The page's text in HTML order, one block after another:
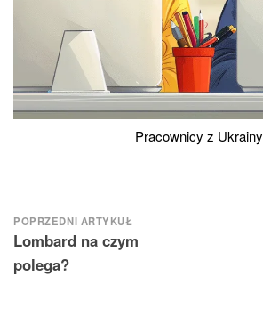
Pracownicy z Ukrainy
Nawigacja
wpisu
POPRZEDNI ARTYKUŁ
Lombard na czym
polega?